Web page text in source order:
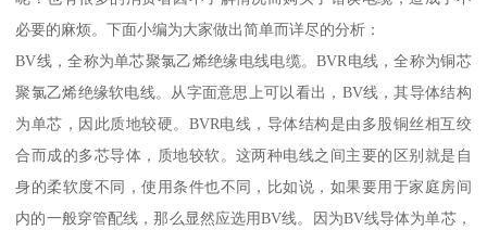
必要的麻烦。下面小编为大家做出简单而详尽的分析：
BV线，全称为单芯聚氯乙烯绝缘电线电缆。BVR电线，全称为铜芯
聚氯乙烯绝缘软电线。从字面意思上可以看出，BV线，其导体结构
为单芯，因此质地较硬。BVR电线，导体结构是由多股铜丝相互绞
合而成的多芯导体，质地较软。这两种电线之间主要的区别就是自
身的柔软度不同，使用条件也不同，比如说，如果要用于家庭房间
内的一般穿管配线，那么显然应选用BV线。因为BV线导体为单芯，